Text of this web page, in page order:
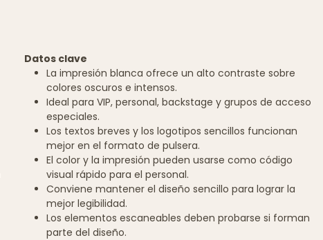
Datos clave
La impresión blanca ofrece un alto contraste sobre
colores oscuros e intensos.
Ideal para VIP, personal, backstage y grupos de acceso
especiales.
Los textos breves y los logotipos sencillos funcionan
mejor en el formato de pulsera.
El color y la impresión pueden usarse como código
visual rápido para el personal.
Conviene mantener el diseño sencillo para lograr la
mejor legibilidad.
Los elementos escaneables deben probarse si forman
parte del diseño.